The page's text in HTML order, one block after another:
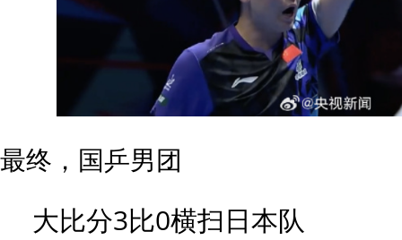
最终，国乒男团
大比分3比0横扫日本队